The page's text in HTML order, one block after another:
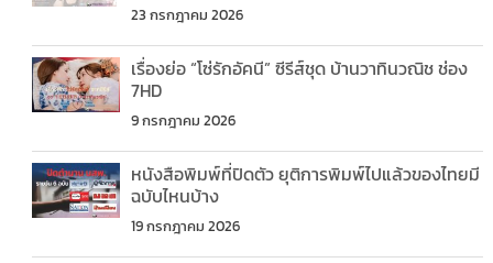
23 กรกฎาคม 2026
เรื่องย่อ “โซ่รักอัคนี” ซีรีส์ชุด บ้านวาทินวณิช ช่อง
7HD
9 กรกฎาคม 2026
หนังสือพิมพ์ที่ปิดตัว ยุติการพิมพ์ไปแล้วของไทยมี
ฉบับไหนบ้าง
19 กรกฎาคม 2026